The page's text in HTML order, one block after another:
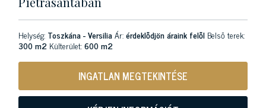
Helység: Toszkána - VersiliaÁr:érdeklődjön áraink felől Belső terek:
300 m2 Külterület:600 m2
INGATLAN MEGTEKINTÉSE